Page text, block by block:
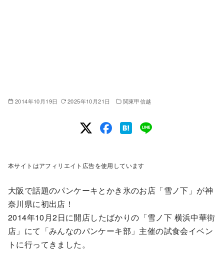
2014年10月19日 2025年10月21日 関東甲信越
本サイトはアフィリエイト広告を使用しています
大阪で話題のパンケーキとかき氷のお店「雪ノ下」が神
奈川県に初出店！
2014年10月2日に開店したばかりの「雪ノ下 横浜中華街
店」にて「みんなのパンケーキ部」主催の試食会イベン
トに行ってきました。